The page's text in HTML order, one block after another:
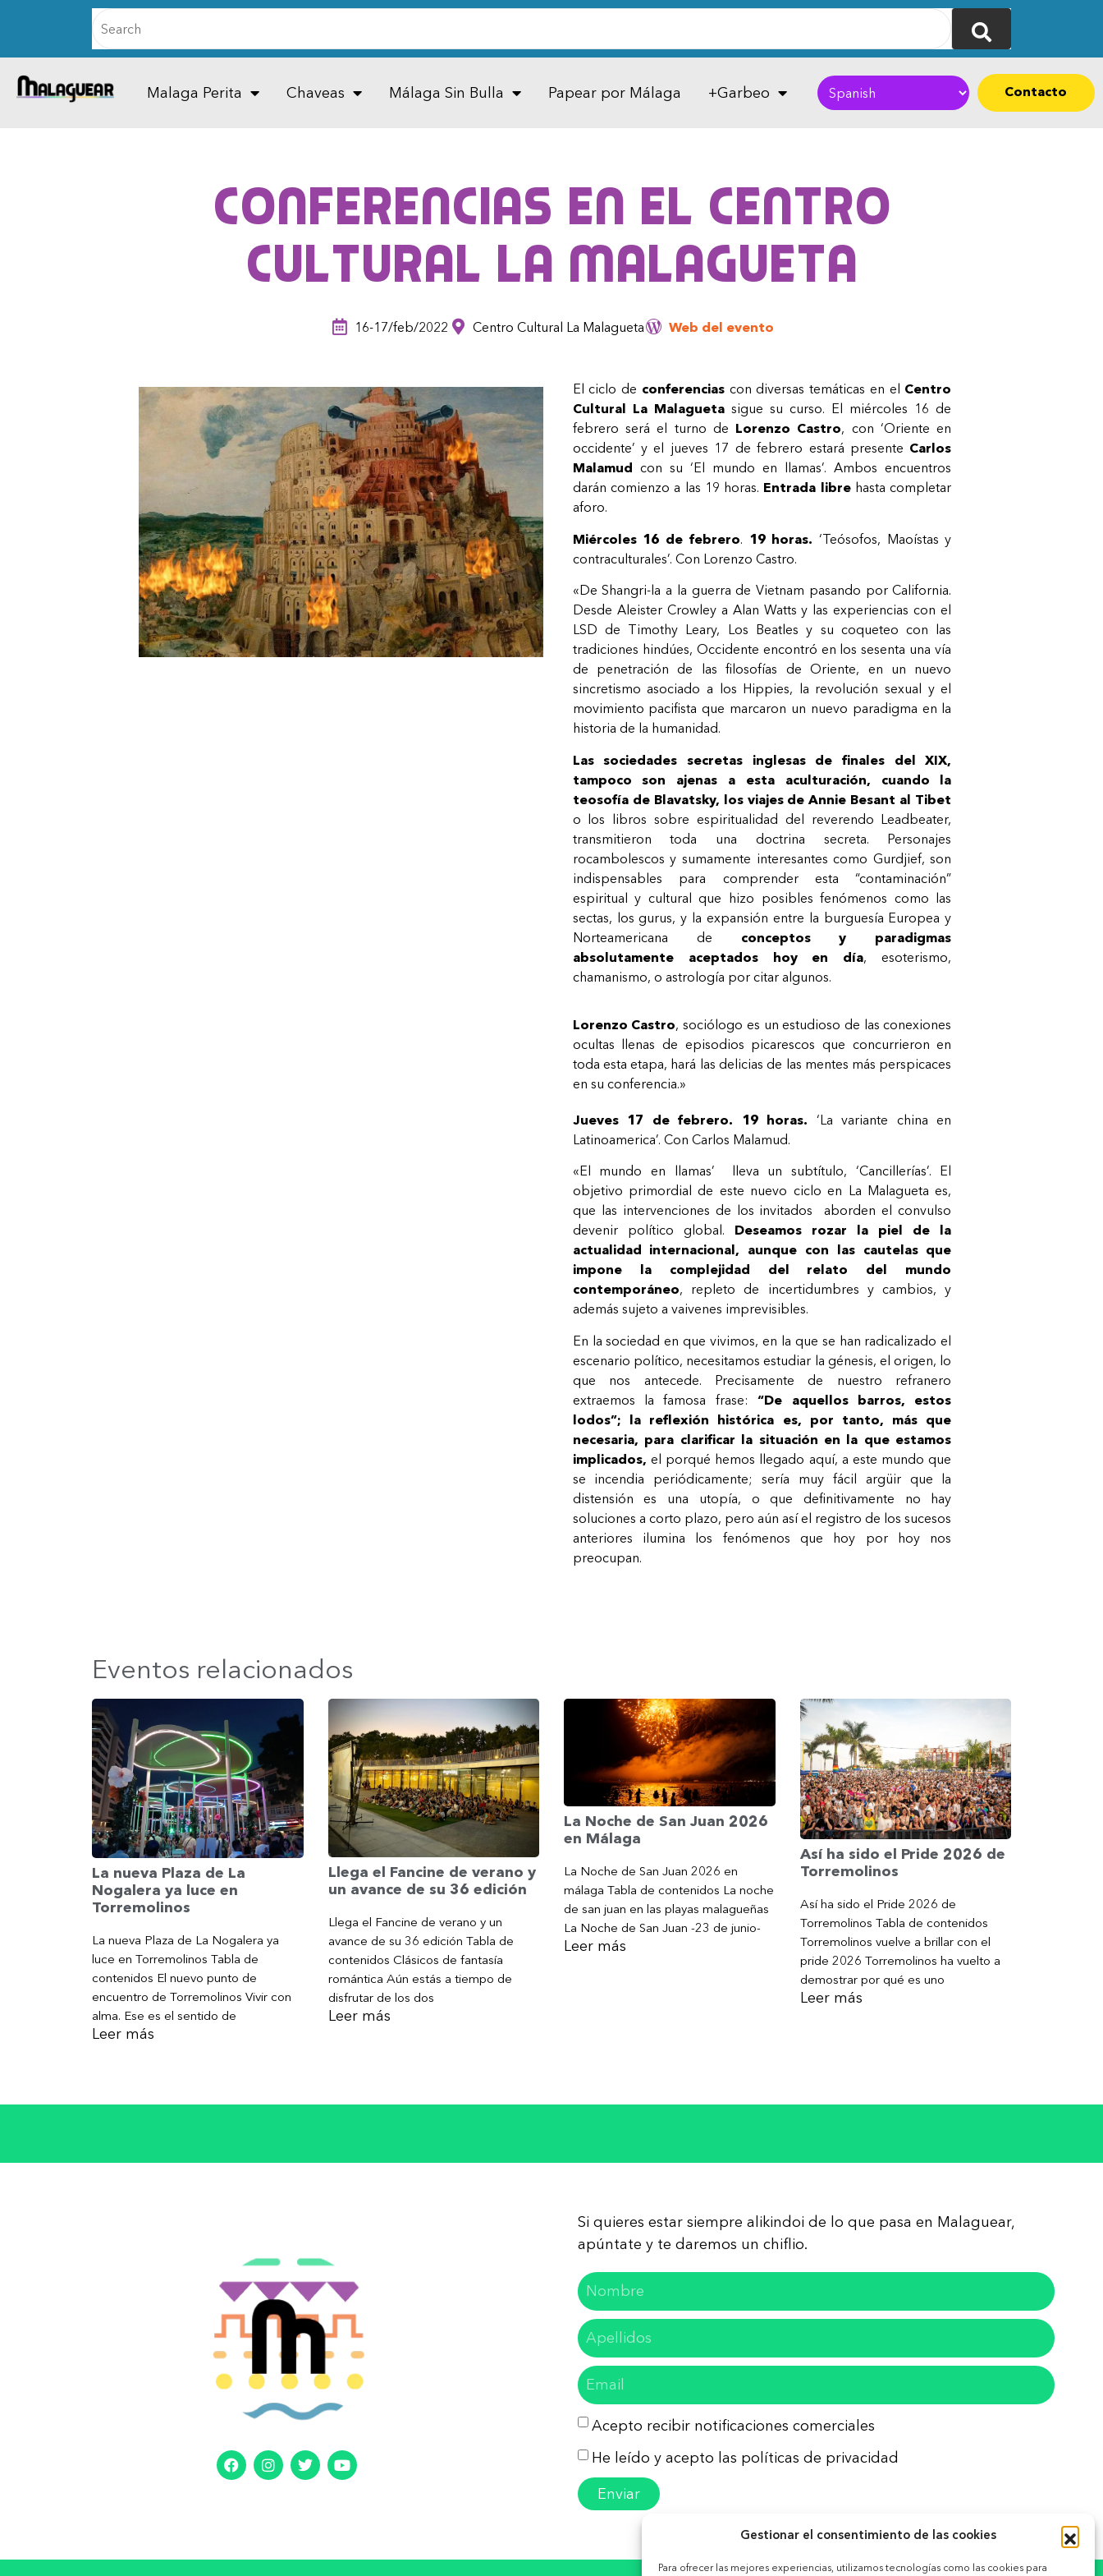
Gestionar el consentimiento de las cookies
Para ofrecer las mejores experiencias, utilizamos tecnologías como las cookies para
Malaga Perita Chaveas Málaga Sin Bulla Papear por Málaga +Garbeo Contacto
Conferencias en el Centro
Cultural La Malagueta
16-17/feb/2022 Centro Cultural La Malagueta Web del evento
El ciclo de conferenciascon diversas temáticas en el Centro
Cultural La Malaguetasigue su curso. El miércoles 16 de
febrero será el turno de Lorenzo Castro, con ‘Oriente en
occidente’ y el jueves 17 de febrero estará presente Carlos
Malamud con su ‘El mundo en llamas’. Ambos encuentros
darán comienzo a las 19 horas. Entrada librehasta completar
aforo.
Miércoles 16 de febrero. 19 horas. ‘Teósofos, Maoístas y
contraculturales’. Con Lorenzo Castro.
«De Shangri-la a la guerra de Vietnam pasando por California.
Desde Aleister Crowley a Alan Watts y las experiencias con el
LSD de Timothy Leary, Los Beatles y su coqueteo con las
tradiciones hindúes, Occidente encontró en los sesenta una vía
de penetración de las filosofías de Oriente, en un nuevo
sincretismo asociado a los Hippies, la revolución sexual y el
movimiento pacifista que marcaron un nuevo paradigma en la
historia de la humanidad.
Las sociedades secretas inglesas de finales del XIX,
tampoco son ajenas a esta aculturación, cuando la
teosofía de Blavatsky, los viajes de Annie Besant al Tibet
o los libros sobre espiritualidad del reverendo Leadbeater,
transmitieron toda una doctrina secreta. Personajes
rocambolescos y sumamente interesantes como Gurdjief, son
indispensables para comprender esta “contaminación”
espiritual y cultural que hizo posibles fenómenos como las
sectas, los gurus, y la expansión entre la burguesía Europea y
Norteamericana de conceptos y paradigmas
absolutamente aceptados hoy en día, esoterismo,
chamanismo, o astrología por citar algunos.
Lorenzo Castro, sociólogo es un estudioso de las conexiones
ocultas llenas de episodios picarescos que concurrieron en
toda esta etapa, hará las delicias de las mentes más perspicaces
en su conferencia.»
Jueves 17 de febrero. 19 horas. ‘La variante china en
Latinoamerica’. Con Carlos Malamud.
«El mundo en llamas’ lleva un subtítulo, ‘Cancillerías’. El
objetivo primordial de este nuevo ciclo en La Malagueta es,
que las intervenciones de los invitados aborden el convulso
devenir político global. Deseamos rozar la piel de la
actualidad internacional, aunque con las cautelas que
impone la complejidad del relato del mundo
contemporáneo, repleto de incertidumbres y cambios, y
además sujeto a vaivenes imprevisibles.
En la sociedad en que vivimos, en la que se han radicalizado el
escenario político, necesitamos estudiar la génesis, el origen, lo
que nos antecede. Precisamente de nuestro refranero
extraemos la famosa frase:“De aquellos barros, estos
lodos”; la reflexión histórica es, por tanto, más que
necesaria, para clarificar la situación en la que estamos
implicados, el porqué hemos llegado aquí, a este mundo que
se incendia periódicamente; sería muy fácil argüir que la
distensión es una utopía, o que definitivamente no hay
soluciones a corto plazo, pero aún así el registro de los sucesos
anteriores ilumina los fenómenos que hoy por hoy nos
preocupan.
Eventos relacionados
La nueva Plaza de La
Nogalera ya luce en
Torremolinos
La nueva Plaza de La Nogalera ya
luce en Torremolinos Tabla de
contenidos El nuevo punto de
encuentro de Torremolinos Vivir con
alma. Ese es el sentido de
Leer más
Llega el Fancine de verano y
un avance de su 36 edición
Llega el Fancine de verano y un
avance de su 36 edición Tabla de
contenidos Clásicos de fantasía
romántica Aún estás a tiempo de
disfrutar de los dos
Leer más
La Noche de San Juan 2026
en Málaga
La Noche de San Juan 2026 en
málaga Tabla de contenidos La noche
de san juan en las playas malagueñas
La Noche de San Juan -23 de junio-
Leer más
Así ha sido el Pride 2026 de
Torremolinos
Así ha sido el Pride 2026 de
Torremolinos Tabla de contenidos
Torremolinos vuelve a brillar con el
pride 2026 Torremolinos ha vuelto a
demostrar por qué es uno
Leer más
Si quieres estar siempre alikindoi de lo que pasa en Malaguear,
apúntate y te daremos un chiflio.
Acepto recibir notificaciones comerciales
He leído y acepto las políticas de privacidad
Enviar